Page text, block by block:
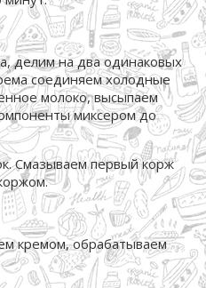
делим на два одинаковых
соединяем холодные
молоко, высыпаем
миксером до
Смазываем первый корж
кремом, обрабатываем